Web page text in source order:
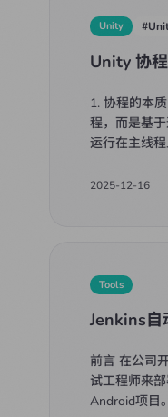
Unity #
Unity 协
1. 协程的本
程，而是基于
运行在主线
2025-12-16
Tools
Jenkins自
前言 在公司
试工程师来
Android项目